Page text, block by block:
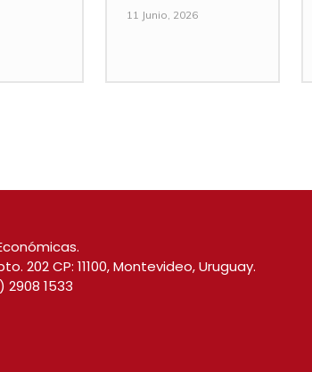
11 Junio, 2026
202 CP: 11100, Montevideo, Uruguay.
2908 1533